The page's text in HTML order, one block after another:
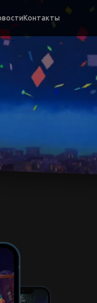
Контакты